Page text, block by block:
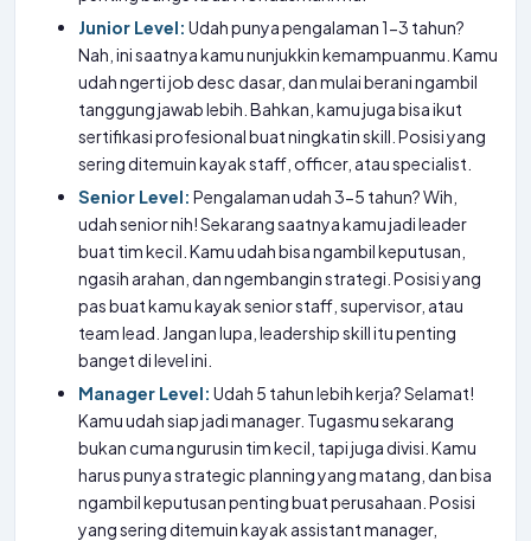
Junior Level: Udah punya pengalaman 1-3 tahun?
Nah, ini saatnya kamu nunjukkin kemampuanmu. Kamu
udah ngerti job desc dasar, dan mulai berani ngambil
tanggung jawab lebih. Bahkan, kamu juga bisa ikut
sertifikasi profesional buat ningkatin skill. Posisi yang
sering ditemuin kayak staff, officer, atau specialist.
Senior Level: Pengalaman udah 3-5 tahun? Wih,
udah senior nih! Sekarang saatnya kamu jadi leader
buat tim kecil. Kamu udah bisa ngambil keputusan,
ngasih arahan, dan ngembangin strategi. Posisi yang
pas buat kamu kayak senior staff, supervisor, atau
team lead. Jangan lupa, leadership skill itu penting
banget di level ini.
Manager Level: Udah 5 tahun lebih kerja? Selamat!
Kamu udah siap jadi manager. Tugasmu sekarang
bukan cuma ngurusin tim kecil, tapi juga divisi. Kamu
harus punya strategic planning yang matang, dan bisa
ngambil keputusan penting buat perusahaan. Posisi
yang sering ditemuin kayak assistant manager,